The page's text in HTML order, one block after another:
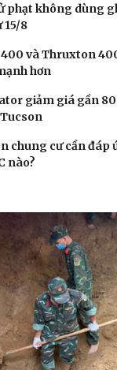
phạt không dùng
15/8
và Thruxton
hơn
giảm giá gần
Tucson
chung cư cần đáp
nào?